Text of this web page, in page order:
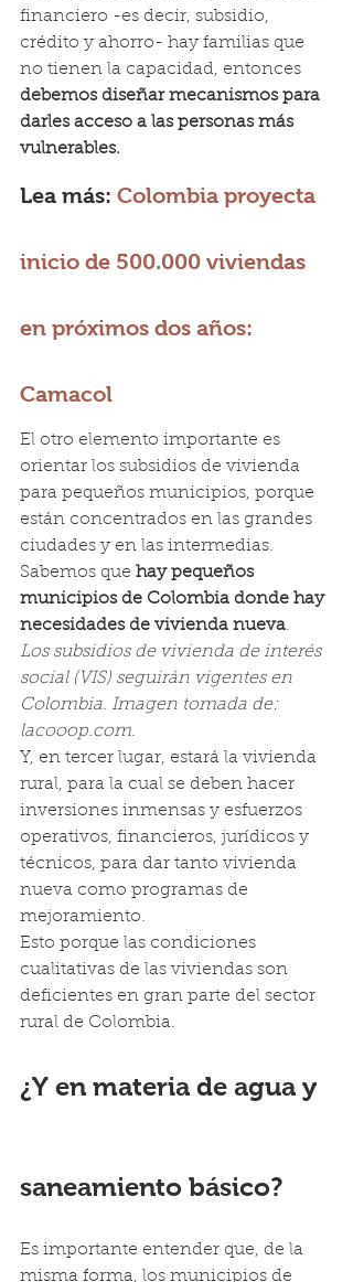
financiero -es decir, subsidio,
crédito y ahorro- hay familias que
no tienen la capacidad, entonces
debemos diseñar mecanismos para
darles acceso a las personas más
vulnerables.
Lea más: Colombia proyecta
inicio de 500.000 viviendas
en próximos dos años:
Camacol
El otro elemento importante es
orientar los subsidios de vivienda
para pequeños municipios, porque
están concentrados en las grandes
ciudades y en las intermedias.
Sabemos que hay pequeños
municipios de Colombia donde hay
necesidades de vivienda nueva.
Los subsidios de vivienda de interés
social (VIS) seguirán vigentes en
Colombia. Imagen tomada de:
lacooop.com.
Y, en tercer lugar, estará la vivienda
rural, para la cual se deben hacer
inversiones inmensas y esfuerzos
operativos, financieros, jurídicos y
técnicos, para dar tanto vivienda
nueva como programas de
mejoramiento.
Esto porque las condiciones
cualitativas de las viviendas son
deficientes en gran parte del sector
rural de Colombia.
¿Y en materia de agua y
saneamiento básico?
Es importante entender que, de la
misma forma, los municipios de